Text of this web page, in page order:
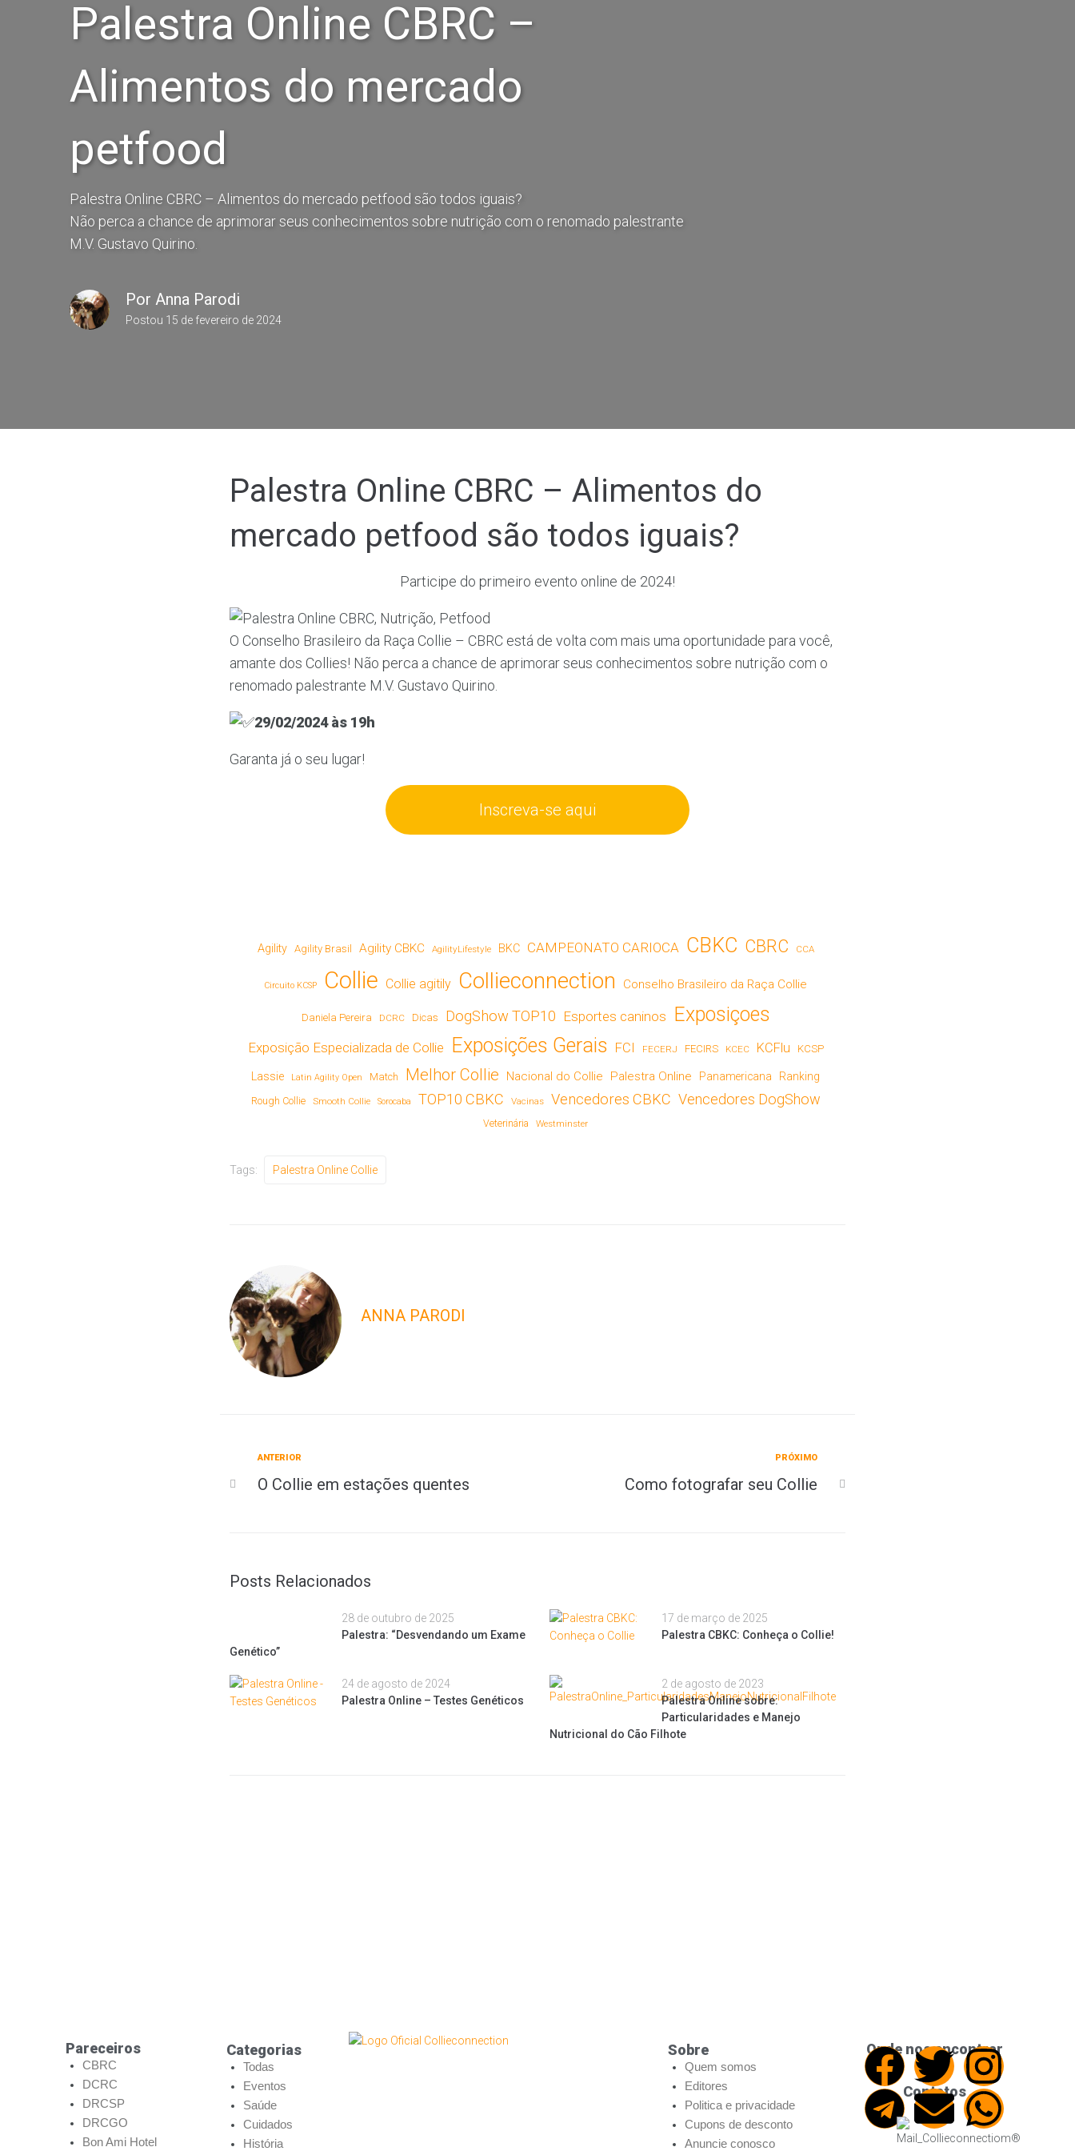
Palestra Online CBRC –
Alimentos do mercado
petfood
Palestra Online CBRC – Alimentos do mercado petfood são todos iguais?
Não perca a chance de aprimorar seus conhecimentos sobre nutrição com o renomado palestrante
M.V. Gustavo Quirino.
Por Anna Parodi
Postou 15 de fevereiro de 2024
Palestra Online CBRC – Alimentos do
mercado petfood são todos iguais?
Participe do primeiro evento online de 2024!
O Conselho Brasileiro da Raça Collie – CBRC está de volta com mais uma oportunidade para você,
amante dos Collies! Não perca a chance de aprimorar seus conhecimentos sobre nutrição com o
renomado palestrante M.V. Gustavo Quirino.
29/02/2024 às 19h
Garanta já o seu lugar!
Inscreva-se aqui
Agility Agility Brasil Agility CBKC AgilityLifestyle BKC CAMPEONATO CARIOCA CBKC CBRC CCA
Circuito KCSP Collie Collie agitily Collieconnection Conselho Brasileiro da Raça Collie
Daniela Pereira DCRC Dicas DogShow TOP10 Esportes caninos Exposiçoes
Exposição Especializada de Collie Exposições Gerais FCI FECERJ FECIRS KCEC KCFlu KCSP
Lassie Latin Agility Open Match Melhor Collie Nacional do Collie Palestra Online Panamericana Ranking
Rough Collie Smooth Collie Sorocaba TOP10 CBKC Vacinas Vencedores CBKC Vencedores DogShow
Veterinária Westminster
Tags: Palestra Online Collie
ANNA PARODI
ANTERIOR
O Collie em estações quentes
PRÓXIMO
Como fotografar seu Collie
Posts Relacionados
28 de outubro de 2025
Palestra: “Desvendando um Exame
Genético”
17 de março de 2025
Palestra CBKC: Conheça o Collie!
24 de agosto de 2024
Palestra Online – Testes Genéticos
2 de agosto de 2023
Palestra Online sobre:
Particularidades e Manejo
Nutricional do Cão Filhote
Pareceiros
CBRC
DCRC
DRCSP
DRCGO
Bon Ami Hotel
Categorias
Todas
Eventos
Saúde
Cuidados
História
Sobre
Quem somos
Editores
Politica e privacidade
Cupons de desconto
Anuncie conosco
Onde nos encontrar
Contatos